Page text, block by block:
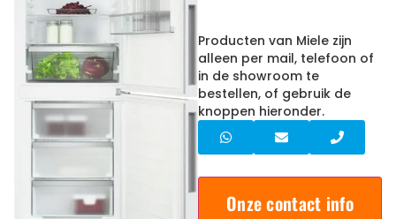
Producten van Miele zijn
alleen per mail, telefoon of
in de showroom te
bestellen, of gebruik de
knoppen hieronder.
Onze contact info